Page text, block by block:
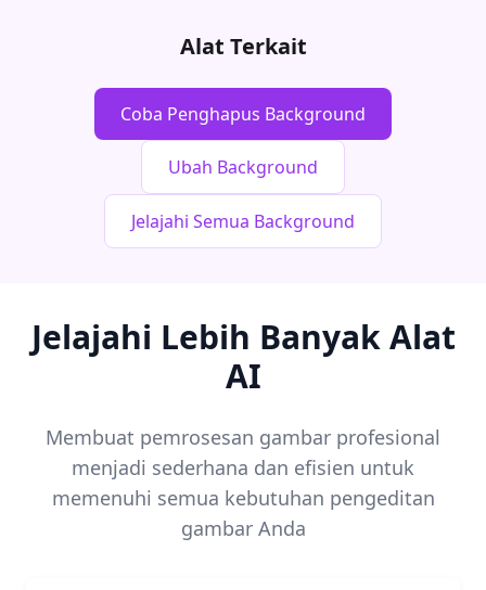
Alat Terkait
Coba Penghapus Background
Ubah Background
Jelajahi Semua Background
Jelajahi Lebih Banyak Alat
AI
Membuat pemrosesan gambar profesional
menjadi sederhana dan efisien untuk
memenuhi semua kebutuhan pengeditan
gambar Anda